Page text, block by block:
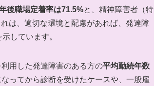
後職場定着率は71.5%と、精神障害者（特
は、適切な環境と配慮があれば、発達障
しています。
用した発達障害のある方の平均勤続年数
ってから診断を受けたケースや、一般雇